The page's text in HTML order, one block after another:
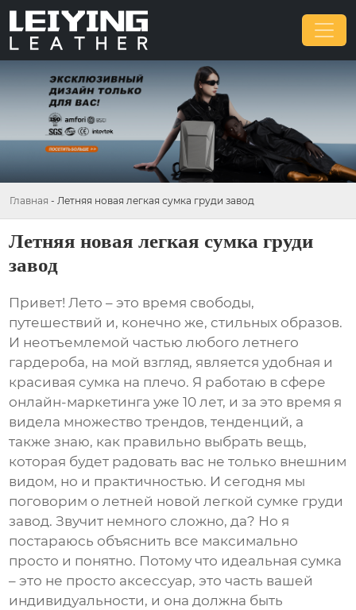
Главная - Летняя новая легкая сумка груди завод
Летняя новая легкая сумка груди
завод
Привет! Лето – это время свободы,
путешествий и, конечно же, стильных образов.
И неотъемлемой частью любого летнего
гардероба, на мой взгляд, является удобная и
красивая сумка на плечо. Я работаю в сфере
онлайн-маркетинга уже 10 лет, и за это время я
видела множество трендов, тенденций, а
также знаю, как правильно выбрать вещь,
которая будет радовать вас не только внешним
видом, но и практичностью. И сегодня мы
поговорим олетней новой легкой сумке груди
завод. Звучит немного сложно, да? Но я
постараюсь объяснить все максимально
просто и понятно. Потому что идеальная сумка
– это не просто аксессуар, это часть вашей
индивидуальности, и она должна быть